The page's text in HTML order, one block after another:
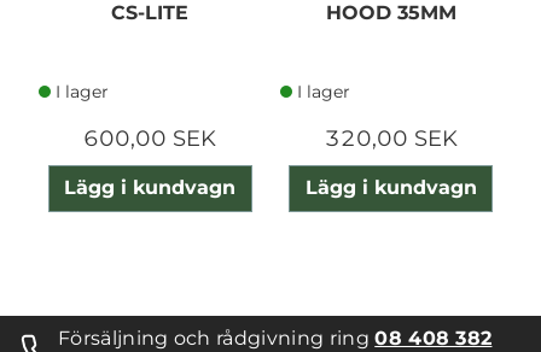
CS-LITE
I lager
600,00 SEK
Lägg i kundvagn
HOOD 35MM
I lager
320,00 SEK
Lägg i kundvagn
Försäljning och rådgivning ring08 408 382